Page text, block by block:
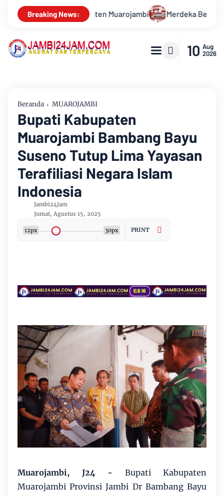
Breaking News:
Bersama AHASS! Nikmati Diskon Jasa Service 17%
10 Aug
2026
Beranda MUAROJAMBI
Bupati Kabupaten
Muarojambi Bambang Bayu
Suseno Tutup Lima Yayasan
Terafiliasi Negara Islam
Indonesia
Jambi24Jam
Jumat, Agustus 15, 2025
12px 30px PRINT
Muarojambi, J24 - Bupati Kabupaten
Muarojambi Provinsi Jambi Dr Bambang Bayu